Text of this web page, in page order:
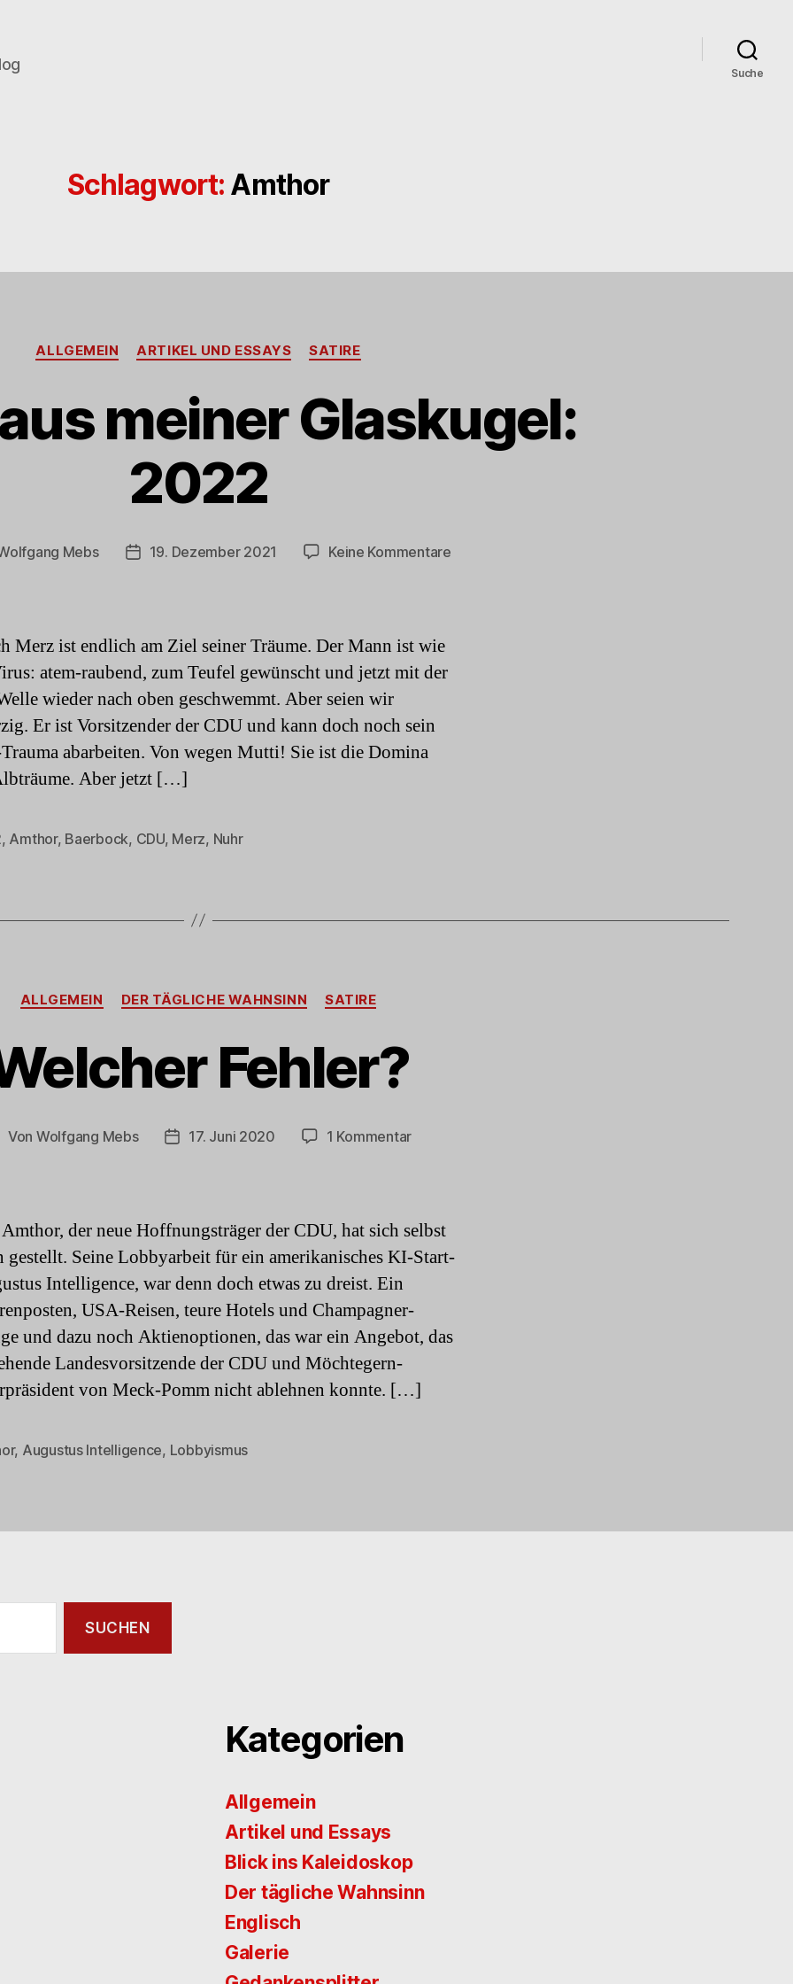
Suche
Schlagwort: Amthor
Kategorien
ALLGEMEIN ARTIKEL UND ESSAYS SATIRE
meiner Glaskugel:
2022
Mebs Beitragsdatum
19. Dezember 2021 Keine Kommentarezu
Merz ist endlich am Ziel seiner Träume. Der Mann ist wie
atem-raubend, zum Teufel gewünscht und jetzt mit der
wieder nach oben geschwemmt. Aber seien wir
Er ist Vorsitzender der CDU und kann doch noch sein
abarbeiten. Von wegen Mutti! Sie ist die Domina
Aber jetzt […]
, Amthor, Baerbock, CDU, Merz, Nuhr
Kategorien
ALLGEMEIN DER TÄGLICHE WAHNSINN SATIRE
Fehler?
Von Wolfgang Mebs Beitragsdatum
17. Juni 2020 1 Kommentarzu
der neue Hoffnungsträger der CDU, hat sich selbst
gestellt. Seine Lobbyarbeit für ein amerikanisches KI-Start-
Intelligence, war denn doch etwas zu dreist. Ein
USA-Reisen, teure Hotels und Champagner-
und dazu noch Aktienoptionen, das war ein Angebot, das
Landesvorsitzende der CDU und Möchtegern-
von Meck-Pomm nicht ablehnen konnte. […]
, Augustus Intelligence, Lobbyismus
Kategorien
Allgemein
Artikel und Essays
Blick ins Kaleidoskop
Der tägliche Wahnsinn
Englisch
Galerie